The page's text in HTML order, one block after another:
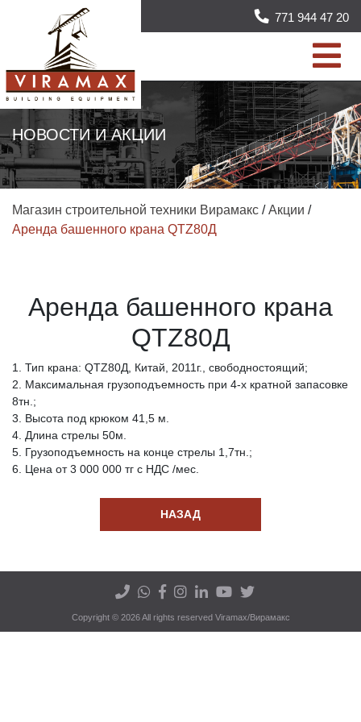
771 944 47 20
НОВОСТИ И АКЦИИ
Магазин строительной техники Вирамакс /Акции /
Аренда башенного крана QTZ80Д
Аренда башенного крана
QTZ80Д
1. Тип крана: QTZ80Д, Китай, 2011г., свободностоящий;
2. Максимальная грузоподъемность при 4-х кратной запасовке
8тн.;
3. Высота под крюком 41,5 м.
4. Длина стрелы 50м.
5. Грузоподъемность на конце стрелы 1,7тн.;
6. Цена от 3 000 000 тг с НДС /мес.
НАЗАД
Copyright © 2026 All rights reserved Viramax/Вирамакс